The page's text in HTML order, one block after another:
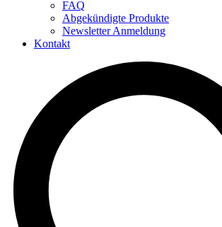
FAQ
Abgekündigte Produkte
Newsletter Anmeldung
Kontakt